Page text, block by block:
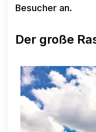
Besucher an.
Der große